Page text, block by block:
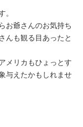
お爺さんのお気持ち
んも観る目あったと
メリカもひょっとす
与えたかもしれませ